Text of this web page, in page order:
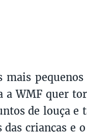
mais
a WMF quer
de louça e
das crianças